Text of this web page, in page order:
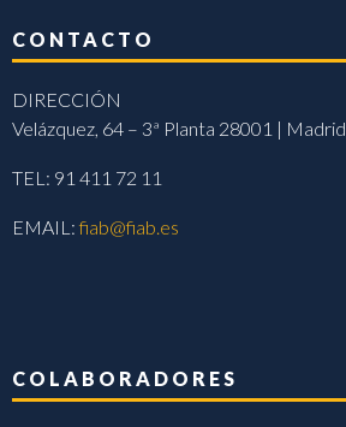
CONTACTO
DIRECCIÓN
Velázquez, 64 – 3ª Planta 28001 | Madrid
TEL: 91 411 72 11
EMAIL:fiab@fiab.es
COLABORADORES